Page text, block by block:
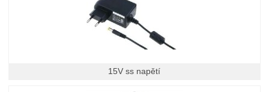
15V ss napětí